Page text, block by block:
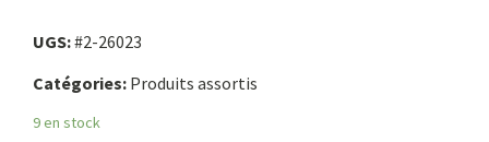
UGS:#2-26023
Catégories: Produits assortis
9 en stock